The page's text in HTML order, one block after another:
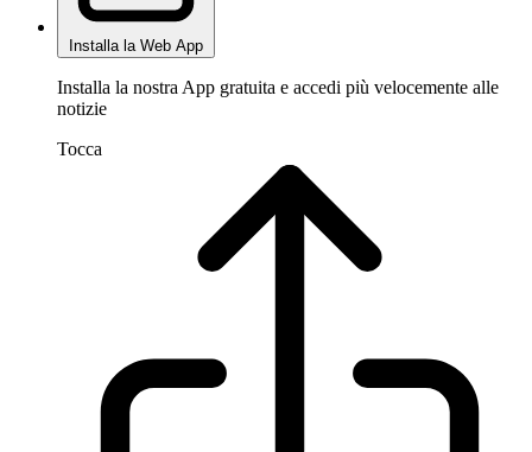
Installa la Web App
Installa la nostra App gratuita e accedi più velocemente alle
notizie
Tocca